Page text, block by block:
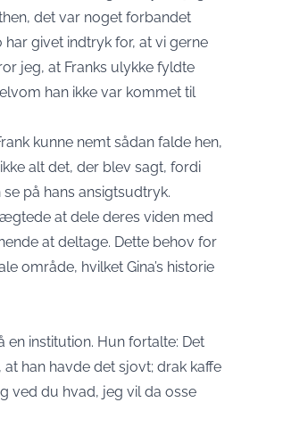
det var noget forbandet
givet indtryk for, at vi gerne
jeg, at Franks ulykke fyldte
han ikke var kommet til
kunne nemt sådan falde hen,
alt det, der blev sagt, fordi
på hans ansigtsudtryk.
at dele deres viden med
at deltage. Dette behov for
område, hvilket Gina’s historie
en institution. Hun fortalte: Det
han havde det sjovt; drak kaffe
ved du hvad, jeg vil da osse